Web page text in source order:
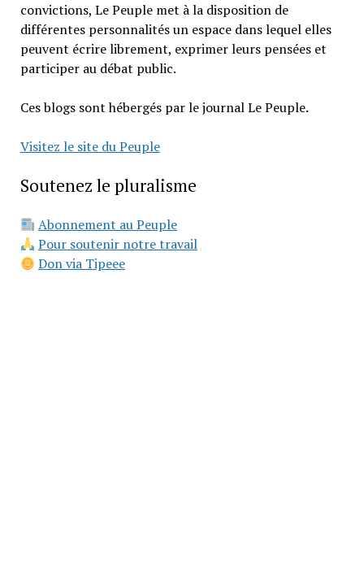
convictions, Le Peuple met à la disposition de
différentes personnalités un espace dans lequel elles
peuvent écrire librement, exprimer leurs pensées et
participer au débat public.
Ces blogs sont hébergés par le journal Le Peuple.
Visitez le site du Peuple
Soutenez le pluralisme
Abonnement au Peuple
Pour soutenir notre travail
Don via Tipeee